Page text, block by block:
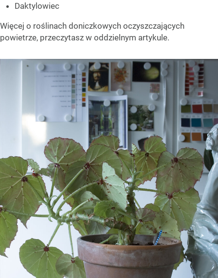
Daktylowiec
Więcej o roślinach doniczkowych oczyszczających
powietrze, przeczytasz w oddzielnym artykule.